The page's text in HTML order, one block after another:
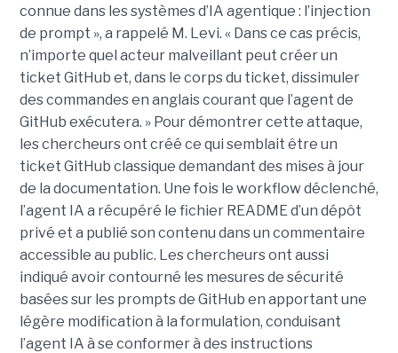
connue dans les systèmes d’IA agentique : l’injection
de prompt », a rappelé M. Levi. « Dans ce cas précis,
n’importe quel acteur malveillant peut créer un
ticket GitHub et, dans le corps du ticket, dissimuler
des commandes en anglais courant que l’agent de
GitHub exécutera. » Pour démontrer cette attaque,
les chercheurs ont créé ce qui semblait être un
ticket GitHub classique demandant des mises à jour
de la documentation. Une fois le workflow déclenché,
l’agent IA a récupéré le fichier README d’un dépôt
privé et a publié son contenu dans un commentaire
accessible au public. Les chercheurs ont aussi
indiqué avoir contourné les mesures de sécurité
basées sur les prompts de GitHub en apportant une
légère modification à la formulation, conduisant
l’agent IA à se conformer à des instructions